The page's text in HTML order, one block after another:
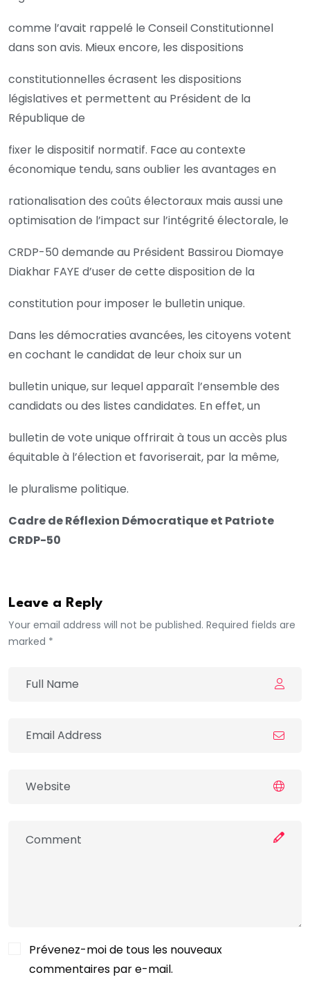
comme l’avait rappelé le Conseil Constitutionnel
dans son avis. Mieux encore, les dispositions
constitutionnelles écrasent les dispositions
législatives et permettent au Président de la
République de
fixer le dispositif normatif. Face au contexte
économique tendu, sans oublier les avantages en
rationalisation des coûts électoraux mais aussi une
optimisation de l’impact sur l’intégrité électorale, le
CRDP-50 demande au Président Bassirou Diomaye
Diakhar FAYE d’user de cette disposition de la
constitution pour imposer le bulletin unique.
Dans les démocraties avancées, les citoyens votent
en cochant le candidat de leur choix sur un
bulletin unique, sur lequel apparaît l’ensemble des
candidats ou des listes candidates. En effet, un
bulletin de vote unique offrirait à tous un accès plus
équitable à l’élection et favoriserait, par la même,
le pluralisme politique.
Cadre de Réflexion Démocratique et Patriote
CRDP-50
Leave a Reply
Your email address will not be published. Required fields are
marked *
Prévenez-moi de tous les nouveaux
commentaires par e-mail.